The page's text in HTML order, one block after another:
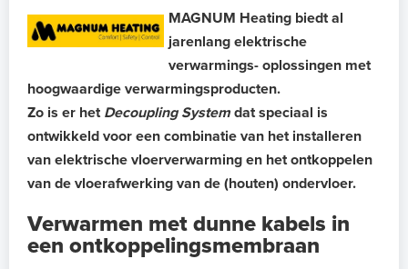
MAGNUM Heating biedt al
jarenlang elektrische
verwarmings- oplossingen met
hoogwaardige verwarmingsproducten.
Zo is er het Decoupling System dat speciaal is
ontwikkeld voor een combinatie van het installeren
van elektrische vloerverwarming en het ontkoppelen
van de vloerafwerking van de (houten) ondervloer.
Verwarmen met dunne kabels in
een ontkoppelingsmembraan